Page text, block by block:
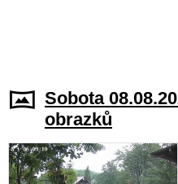
Sobota
obrazků